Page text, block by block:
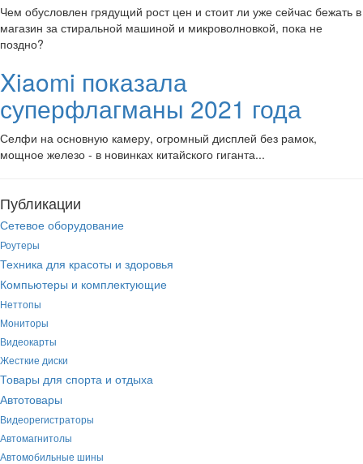
Чем обусловлен грядущий рост цен и стоит ли уже сейчас бежать в
магазин за стиральной машиной и микроволновкой, пока не
поздно?
Xiaomi показала
суперфлагманы 2021 года
Селфи на основную камеру, огромный дисплей без рамок,
мощное железо - в новинках китайского гиганта...
Публикации
Сетевое оборудование
Роутеры
Техника для красоты и здоровья
Компьютеры и комплектующие
Неттопы
Мониторы
Видеокарты
Жесткие диски
Товары для спорта и отдыха
Автотовары
Видеорегистраторы
Автомагнитолы
Автомобильные шины